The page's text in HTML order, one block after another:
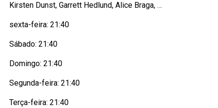
Kirsten Dunst, Garrett Hedlund, Alice Braga, …
sexta-feira: 21:40
Sábado: 21:40
Domingo: 21:40
Segunda-feira: 21:40
Terça-feira: 21:40